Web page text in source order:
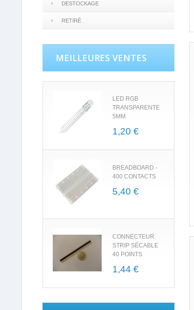
DESTOCKAGE
RETIRÉ
MEILLEURES VENTES
LED RGB
TRANSPARENTE
5MM
1,20 €
BREADBOARD -
400 CONTACTS
5,40 €
CONNECTEUR
STRIP SÉCABLE
40 POINTS
1,44 €